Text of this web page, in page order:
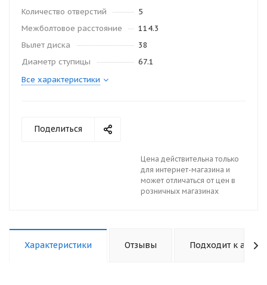
Количество отверстий
5
Межболтовое расстояние
114.3
Вылет диска
38
Диаметр ступицы
67.1
Все характеристики
Поделиться
Цена действительна только
для интернет-магазина и
может отличаться от цен в
розничных магазинах
Характеристики Отзывы Подходит к авто